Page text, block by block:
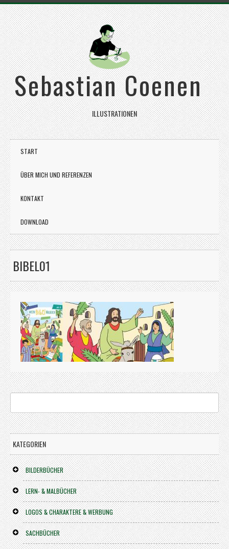
Sebastian Coenen
ILLUSTRATIONEN
START
ÜBER MICH UND REFERENZEN
KONTAKT
DOWNLOAD
BIBEL01
KATEGORIEN
BILDERBÜCHER
LERN- & MALBÜCHER
LOGOS & CHARAKTERE & WERBUNG
SACHBÜCHER